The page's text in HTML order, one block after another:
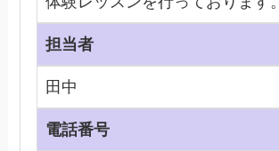
担当者
田中
電話番号